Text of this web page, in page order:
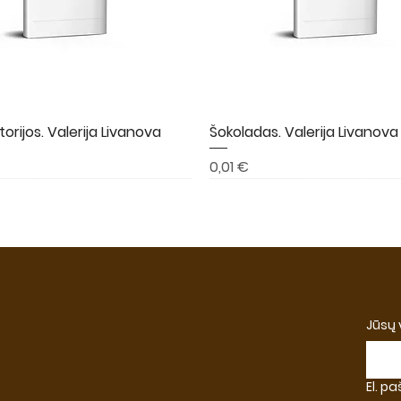
Greita peržiūra
Valerija Livanova
Greita peržiūra
Šokoladas. Valerija Livanova
Kaina
0,01 €
Jūsų
El.